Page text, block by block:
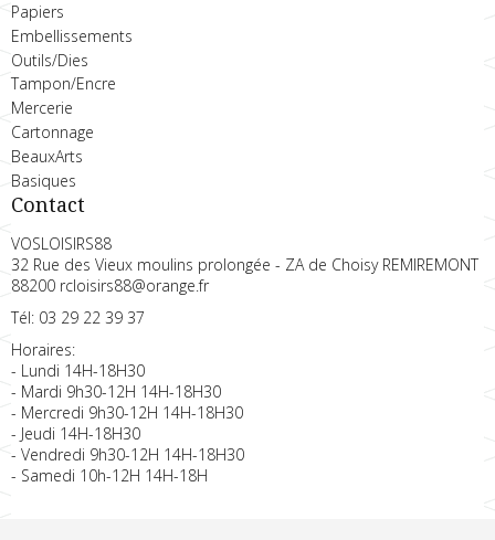
Papiers
Embellissements
Outils/Dies
Tampon/Encre
Mercerie
Cartonnage
BeauxArts
Basiques
Contact
VOSLOISIRS88
32 Rue des Vieux moulins prolongée - ZA de Choisy REMIREMONT
88200 rcloisirs88@orange.fr
Tél: 03 29 22 39 37
Horaires:
- Lundi 14H-18H30
- Mardi 9h30-12H 14H-18H30
- Mercredi 9h30-12H 14H-18H30
- Jeudi 14H-18H30
- Vendredi 9h30-12H 14H-18H30
- Samedi 10h-12H 14H-18H